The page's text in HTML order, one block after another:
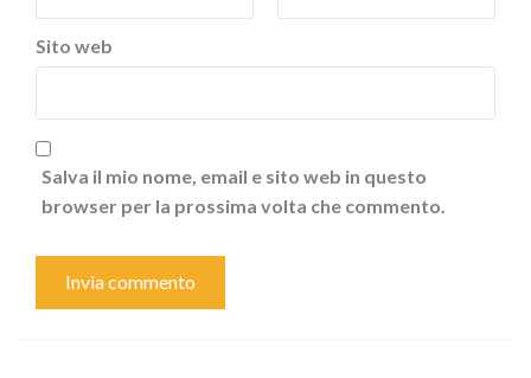
Sito web
Salva il mio nome, email e sito web in questo
browser per la prossima volta che commento.